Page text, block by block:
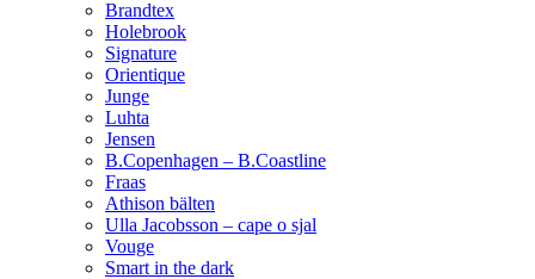
Brandtex
Holebrook
Signature
Orientique
Junge
Luhta
Jensen
B.Copenhagen – B.Coastline
Fraas
Athison bälten
Ulla Jacobsson – cape o sjal
Vouge
Smart in the dark